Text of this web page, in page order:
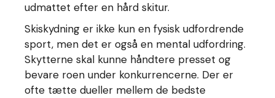
udmattet efter en hård skitur.
Skiskydning er ikke kun en fysisk udfordrende
sport, men det er også en mental udfordring.
Skytterne skal kunne håndtere presset og
bevare roen under konkurrencerne. Der er
ofte tætte dueller mellem de bedste